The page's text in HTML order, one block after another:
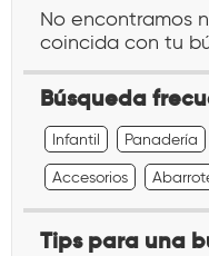
No encontramos
coincida con tu
Búsqueda
Infantil Panadería
Accesorios
Tips para una